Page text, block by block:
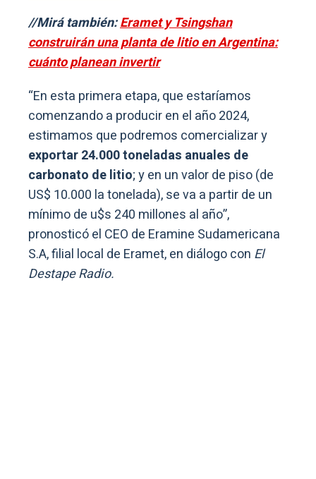
//Mirá también:Eramet y Tsingshan
construirán una planta de litio en Argentina:
cuánto planean invertir
“En esta primera etapa, que estaríamos
comenzando a producir en el año 2024,
estimamos que podremos comercializar y
exportar 24.000 toneladas anuales de
carbonato de litio; y en un valor de piso (de
US$ 10.000 la tonelada), se va a partir de un
mínimo de u$s 240 millones al año”,
pronosticó el CEO de Eramine Sudamericana
S.A, filial local de Eramet, en diálogo con El
Destape Radio.